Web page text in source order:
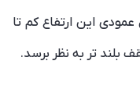
این ارتفاع کم تا
تر به نظر برسد.